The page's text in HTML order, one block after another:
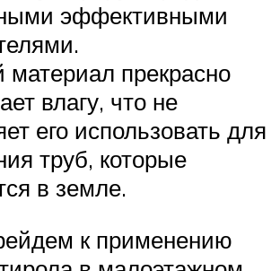
эффективными
прекрасно
влагу, что не
его использовать для
труб, которые
в земле.
к применению